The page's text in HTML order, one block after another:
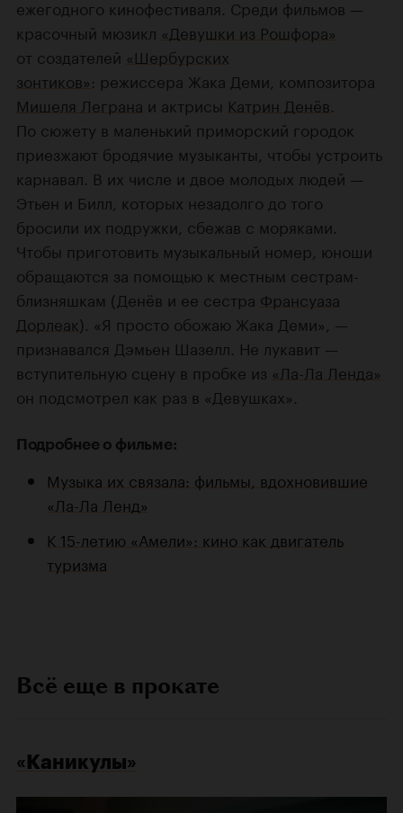
ежегодного кинофестиваля. Среди фильмов —
красочный мюзикл «Девушки из Рошфора»
от создателей «Шербурских
зонтиков»: режиссера Жака Деми, композитора
Мишеля Леграна и актрисы Катрин Денёв
По сюжету в маленький приморский городок
приезжают бродячие музыканты, чтобы устроить
карнавал. В их числе и двое молодых людей —
Этьен и Билл, которых незадолго до того
бросили их подружки, сбежав с моряками.
Чтобы приготовить музыкальный номер, юноши
обращаются за помощью к местным сестрам-
близняшкам (Денёв и ее сестра Франсуаза
Дорлеак). «Я просто обожаю Жака Деми», —
признавался Дэмьен Шазелл. Не лукавит —
вступительную сцену в пробке из «Ла-Ла Ленда»
он подсмотрел как раз в «Девушках».
Подробнее о фильме:
Музыка их связала: фильмы, вдохновившие
«Ла-Ла Ленд»
К 15-летию «Амели»: кино как двигатель
туризма
Всё еще в прокате
«Каникулы»